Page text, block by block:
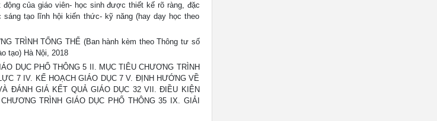
của giáo viên- học sinh được thiết kế rõ ràng, đặc
tạo lĩnh hội kiến thức- kỹ năng (hay dạy học theo
TRÌNH TỔNG THỂ (Ban hành kèm theo Thông tư số
tạo) Hà Nội, 2018
DỤC PHỔ THÔNG 5 II. MỤC TIÊU CHƯƠNG TRÌNH
7 IV. KẾ HOẠCH GIÁO DỤC 7 V. ĐỊNH HƯỚNG VỀ
ĐÁNH GIÁ KẾT QUẢ GIÁO DỤC 32 VII. ĐIỀU KIỆN
TRÌNH GIÁO DỤC PHỔ THÔNG 35 IX. GIẢI